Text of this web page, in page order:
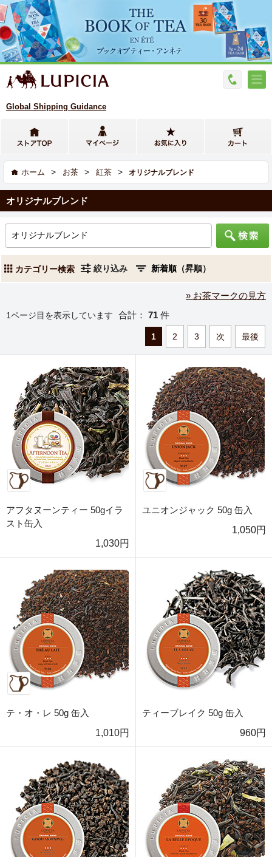
Global Shipping Guidance
ホーム > お茶 > 紅茶 > オリジナルブレンド
オリジナルブレンド
カテゴリー検索 絞り込み
» お茶マークの見方
1ページ目を表示しています 合計： 71 件
1 2 3 次 最後
アフタヌーンティー 50gイラ
スト缶入
1,030円
ユニオンジャック 50g 缶入
1,050円
テ・オ・レ 50g 缶入
1,010円
ティーブレイク 50g 缶入
960円